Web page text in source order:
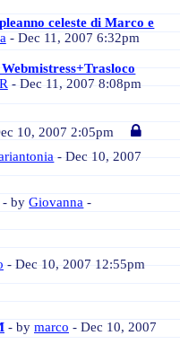
celeste di Marco e
- Dec 11, 2007 6:32pm
- Dec 11, 2007 8:08pm
10, 2007 2:05pm
- Dec 10, 2007
- byGiovanna -
- Dec 10, 2007 12:55pm
- by marco - Dec 10, 2007